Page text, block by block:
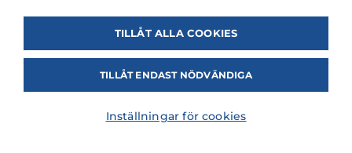
Eftersom utbildningen finansieras med
understödsmottagarens basfinansiering eller annan
användas när uppgifter om studierätt och
TILLÅT ALLA COOKIES
TILLÅT ENDAST NÖDVÄNDIGA
Inställningar för cookies